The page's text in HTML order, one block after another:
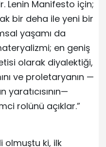
Lenin Manifesto için;
bir deha ile yeni bir
yaşamı da
en geniş
olarak diyalektiği,
ve proletaryanın —
rolünü açıklar.”
olmuştu ki, ilk